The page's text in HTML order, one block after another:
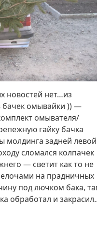
новостей нет…из
бачек омывайки )) —
омывателя/
гайку бачка
молдинга задней левой
сломался колпачек
— светит как то не
на прадничных
под лючком бака,
обработал и